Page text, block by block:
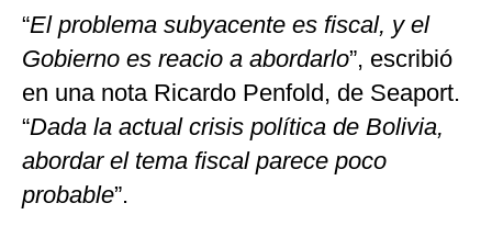
“El problema subyacente es fiscal, y el
Gobierno es reacio a abordarlo”, escribió
en una nota Ricardo Penfold, de Seaport.
“Dada la actual crisis política de Bolivia,
abordar el tema fiscal parece poco
probable”.